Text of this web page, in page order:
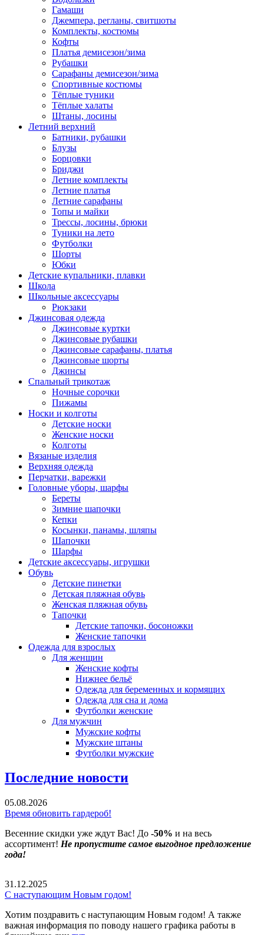
Гамаши
Джемпера, регланы, свитшоты
Комплекты, костюмы
Кофты
Платья демисезон/зима
Рубашки
Сарафаны демисезон/зима
Спортивные костюмы
Тёплые туники
Тёплые халаты
Штаны, лосины
Летний верхний
Батники, рубашки
Блузы
Борцовки
Бриджи
Летние комплекты
Летние платья
Летние сарафаны
Топы и майки
Трессы, лосины, брюки
Туники на лето
Футболки
Шорты
Юбки
Детские купальники, плавки
Школа
Школьные аксессуары
Рюкзаки
Джинсовая одежда
Джинсовые куртки
Джинсовые рубашки
Джинсовые сарафаны, платья
Джинсовые шорты
Джинсы
Спальный трикотаж
Ночные сорочки
Пижамы
Носки и колготы
Детские носки
Женские носки
Колготы
Вязаные изделия
Верхняя одежда
Перчатки, варежки
Головные уборы, шарфы
Береты
Зимние шапочки
Кепки
Косынки, панамы, шляпы
Шапочки
Шарфы
Детские аксессуары, игрушки
Обувь
Детские пинетки
Детская пляжная обувь
Женская пляжная обувь
Тапочки
Детские тапочки, босоножки
Женские тапочки
Одежда для взрослых
Для женщин
Женские кофты
Нижнее бельё
Одежда для беременных и кормящих
Одежда для сна и дома
Футболки женские
Для мужчин
Мужские кофты
Мужские штаны
Футболки мужские
Последние новости
05.08.2026
Время обновить гардероб!
Весенние скидки уже ждут Вас! До -50% и на весь
ассортимент! Не пропустите самое выгодное предложение
года!
31.12.2025
С наступающим Новым годом!
Хотим поздравить с наступающим Новым годом! А также
важная информация по поводу нашего графика работы в